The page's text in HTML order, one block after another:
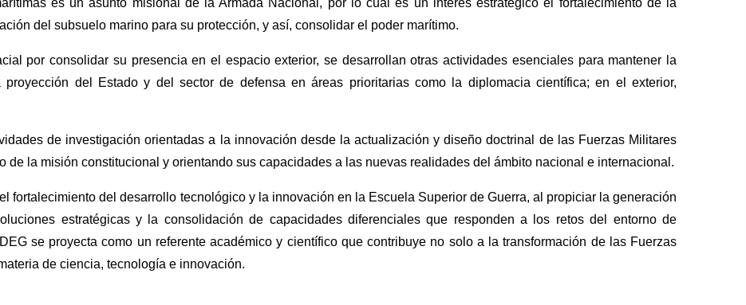
es un asunto misional de la Armada Nacional, por lo cual es un interés estratégico el fortalecimiento de la
del subsuelo marino para su protección, y así, consolidar el poder marítimo.
por consolidar su presencia en el espacio exterior, se desarrollan otras actividades esenciales para mantener la
del Estado y del sector de defensa en áreas prioritarias como la diplomacia científica; en el exterior,
de investigación orientadas a la innovación desde la actualización y diseño doctrinal de las Fuerzas Militares
de la misión constitucional y orientando sus capacidades a las nuevas realidades del ámbito nacional e internacional.
fortalecimiento del desarrollo tecnológico y la innovación en la Escuela Superior de Guerra, al propiciar la generación
estratégicas y la consolidación de capacidades diferenciales que responden a los retos del entorno de
se proyecta como un referente académico y científico que contribuye no solo a la transformación de las Fuerzas
de ciencia, tecnología e innovación.